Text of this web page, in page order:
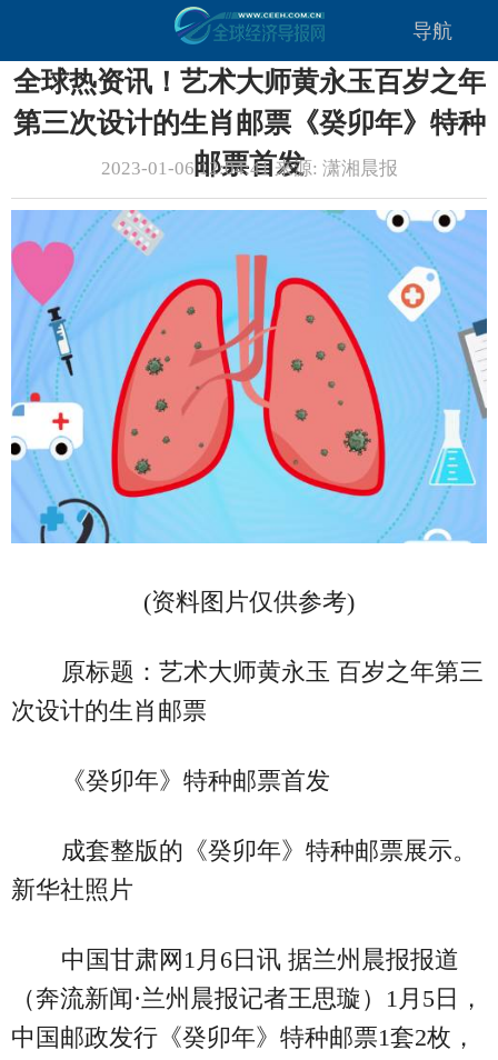
导航
全球热资讯！艺术大师黄永玉百岁之年
第三次设计的生肖邮票《癸卯年》特种
邮票首发
2023-01-06 12:04:41 来源: 潇湘晨报
(资料图片仅供参考)
原标题：艺术大师黄永玉 百岁之年第三
次设计的生肖邮票
《癸卯年》特种邮票首发
成套整版的《癸卯年》特种邮票展示。
新华社照片
中国甘肃网1月6日讯 据兰州晨报报道
（奔流新闻·兰州晨报记者王思璇）1月5日，
中国邮政发行《癸卯年》特种邮票1套2枚，